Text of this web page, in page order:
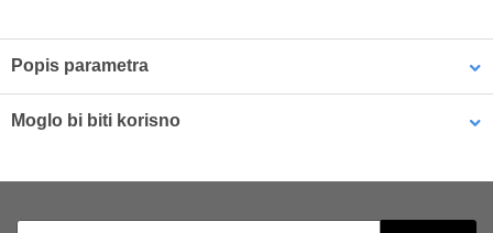
Popis parametra
Moglo bi biti korisno